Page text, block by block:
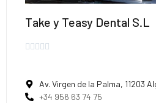
Take y Teasy Dental S.L
    
Av. Virgen de la Palma, 11203
+34 956 63 74 75